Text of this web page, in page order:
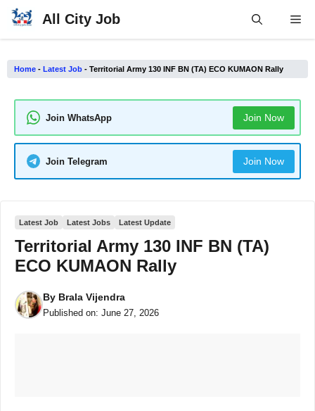
Skip
All City Job
Home - Latest Job - Territorial Army 130 INF BN (TA) ECO KUMAON Rally
Join WhatsApp Join Now
Join Telegram Join Now
Latest Job Latest Jobs Latest Update
Territorial Army 130 INF BN (TA)
ECO KUMAON Rally
By Brala Vijendra
Published on: June 27, 2026